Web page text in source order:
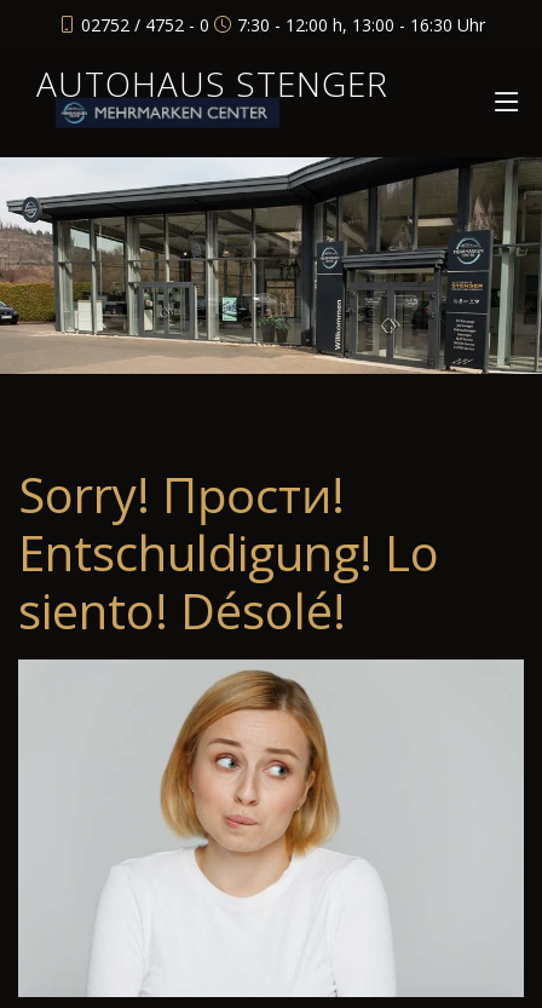
02752 / 4752 - 0 7:30 - 12:00 h, 13:00 - 16:30 Uhr
AUTOHAUS STENGER
Sorry! Прости!
Entschuldigung! Lo
siento! Désolé!